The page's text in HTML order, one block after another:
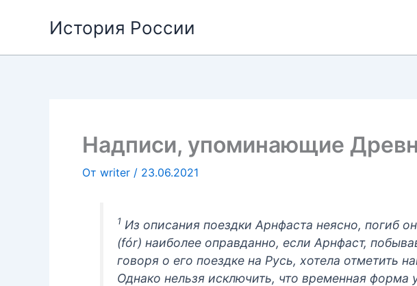
История России
Надписи, упоминающие
От writer / 23.06.2021
1 Из описания поездки Арнфаста неясно, погиб
(fór) наиболее оправданно, если Арнфаст,
говоря о его поездке на Русь, хотела отметить
Однако нельзя исключить, что временная форма